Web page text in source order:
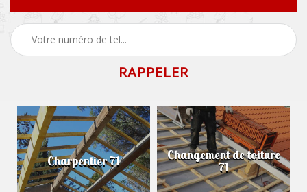
Charpentier 71 Changement de toiture
71